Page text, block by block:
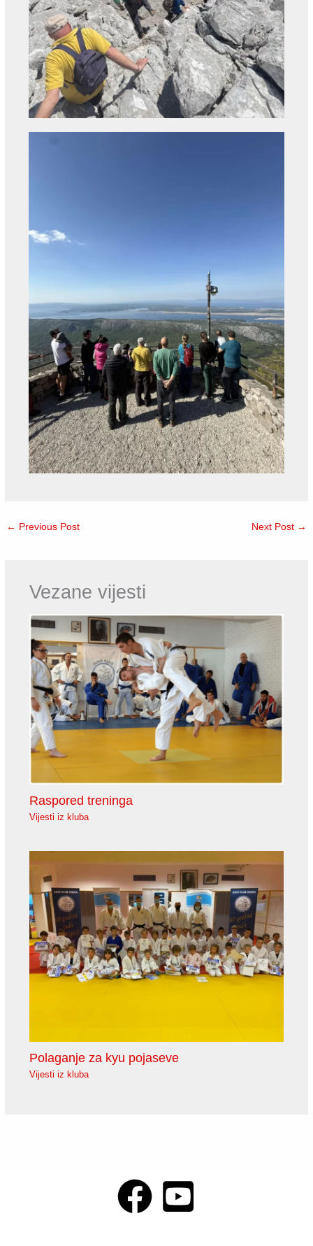
← Previous Post Next Post →
Vezane vijesti
Raspored treninga
Vijesti iz kluba
Polaganje za kyu pojaseve
Vijesti iz kluba